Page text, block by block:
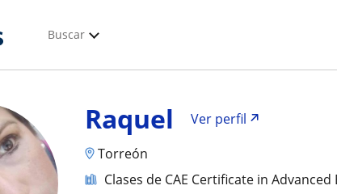
Buscar
Raquel
Ver perfil
Torreón
Clases de CAE Certificate in Advanced